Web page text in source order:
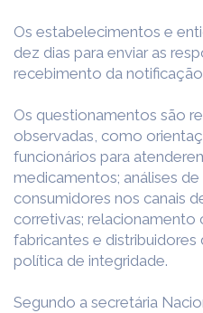
Os estabelecimentos e
dez dias para enviar as
recebimento da
Os questionamentos são
observadas, como
funcionários para
medicamentos; análises
consumidores nos canais
corretivas;
fabricantes e
política de integridade.
Segundo a secretária